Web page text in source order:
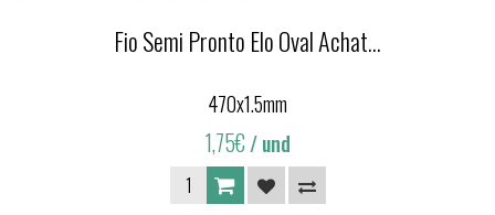
Fio Semi Pronto Elo Oval Achat...
470x1.5mm
1,75€/ und